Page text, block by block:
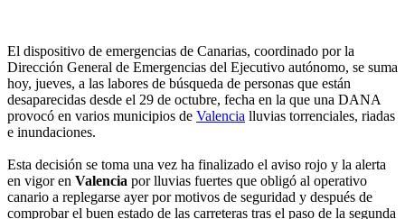
El dispositivo de emergencias de Canarias, coordinado por la
Dirección General de Emergencias del Ejecutivo autónomo, se suma
hoy, jueves, a las labores de búsqueda de personas que están
desaparecidas desde el 29 de octubre, fecha en la que una DANA
provocó en varios municipios de Valencia lluvias torrenciales, riadas
e inundaciones.
Esta decisión se toma una vez ha finalizado el aviso rojo y la alerta
en vigor en Valencia por lluvias fuertes que obligó al operativo
canario a replegarse ayer por motivos de seguridad y después de
comprobar el buen estado de las carreteras tras el paso de la segunda